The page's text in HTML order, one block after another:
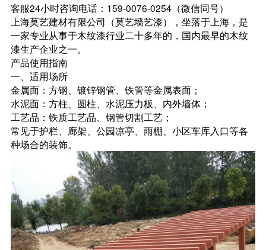
客服24小时咨询电话：159-0076-0254（微信同号）
上海莫艺建材有限公司（莫艺墙艺漆），坐落于上海，是
一家专业从事于木纹漆行业二十多年的，国内最早的木纹
漆生产企业之一。
产品使用指南
一、适用场所
金属面：方钢、镀锌钢管、铁管等金属表面；
水泥面：方柱、圆柱、水泥压力板、内外墙体；
工艺品：铁质工艺品、钢管切割工艺；
常见于护栏、廊架、公园凉亭、雨棚、小区车库入口等各
种场合的装饰。